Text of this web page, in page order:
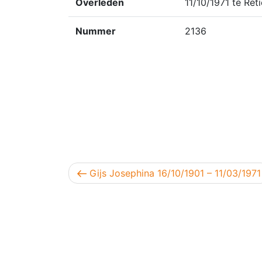
Overleden 11/10/1971 te
Nummer 2136
Berichtnavigatie
Vorig bericht
Gijs Josephina 16/10/1901 – 11/03/1971